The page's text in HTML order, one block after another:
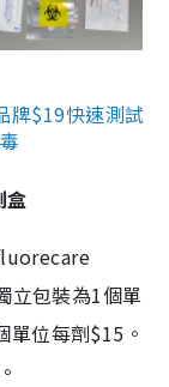
牌$19快速測試
盒
立包裝為1個單
位每劑$15。